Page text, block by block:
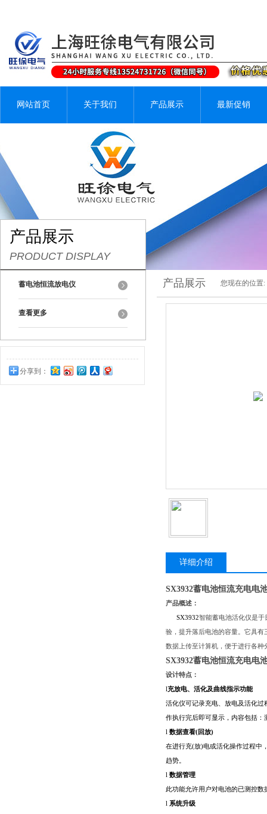
网站首页 关于我们 产品展示 最新促销
产品展示
PRODUCT DISPLAY
蓄电池恒流放电仪
查看更多
分享到：
产品展示 您现在的位置:
详细介绍
SX3932蓄电池恒流充电电
产品概述：
SX3932智能蓄电池活化仪是于
验，提升落后电池的容量。它具
数据上传至计算机，便于进行各种
SX3932蓄电池恒流充电电
设计特点：
l充放电、活化及曲线指示功能
活化仪可记录充电、放电及活化
作执行完后即可显示，内容包括
l 数据查看(回放)
在进行充(放)电或活化操作过程中
趋势。
l 数据管理
此功能允许用户对电池的已测控
l 系统升级